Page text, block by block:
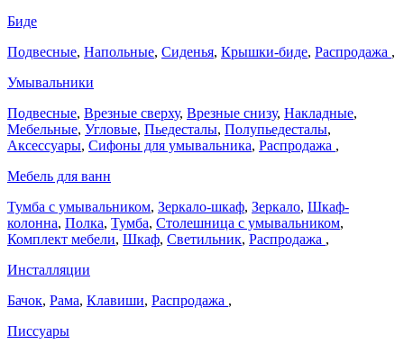
Биде
Подвесные, Напольные, Сиденья, Крышки-биде, Распродажа ,
Умывальники
Подвесные, Врезные сверху, Врезные снизу, Накладные,
Мебельные, Угловые, Пьедесталы, Полупьедесталы,
Аксессуары, Сифоны для умывальника, Распродажа ,
Мебель для ванн
Тумба с умывальником, Зеркало-шкаф, Зеркало, Шкаф-
колонна, Полка, Тумба, Столешница с умывальником,
Комплект мебели, Шкаф, Светильник, Распродажа ,
Инсталляции
Бачок, Рама, Клавиши, Распродажа ,
Писсуары